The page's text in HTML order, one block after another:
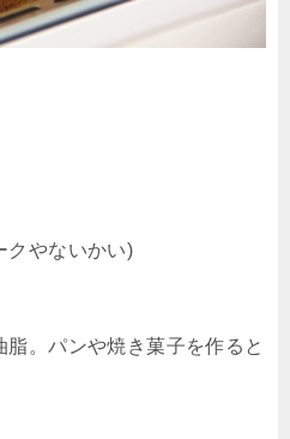
クやないかい)
脂。パンや焼き菓子を作ると